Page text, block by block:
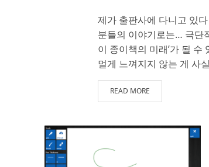
제가 출판사에 다니고 있
분들의 이야기로는… 극단
이 종이책의 미래’가 될
멀게 느껴지지 않는 게 사
READ MORE